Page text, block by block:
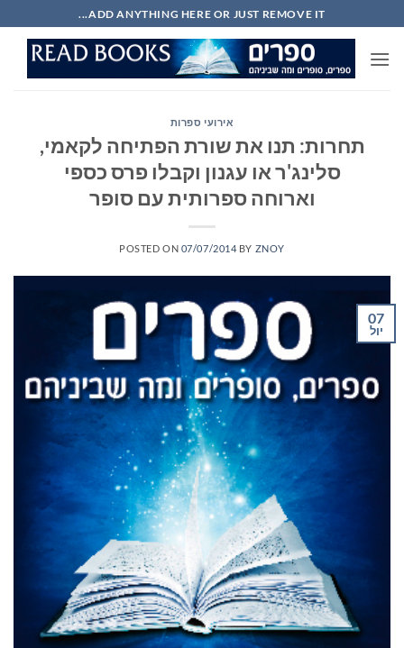
to
content
ADD ANYTHING HERE OR JUST REMOVE IT...
אירועי ספרות
תחרות: תנו את שורת הפתיחה לקאמי,
סלינג'ר או עגנון וקבלו פרס כספי
וארוחה ספרותית עם סופר
POSTED ON 07/07/2014 BY ZNOY
07
יול